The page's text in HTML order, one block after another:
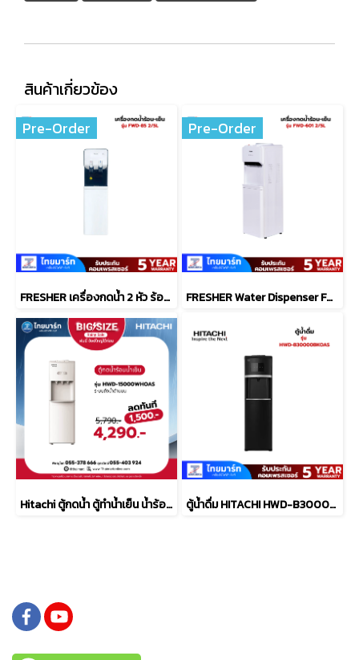
สินค้าเกี่ยวข้อง
Pre-Order
FRESHER เครื่องกดน้ำ 2 หัว ร้อน-เย็น รุ่น FWD-85
Pre-Order
FRESHER Water Dispenser FWD-601
Hitachi ตู้กดน้ำ ตู้ทำน้ำเย็น น้ำร้อน รุ่น HWD-15000 ตู้น้ำดื่ม HITACHI HWD-B30000BKOAS สีดำ